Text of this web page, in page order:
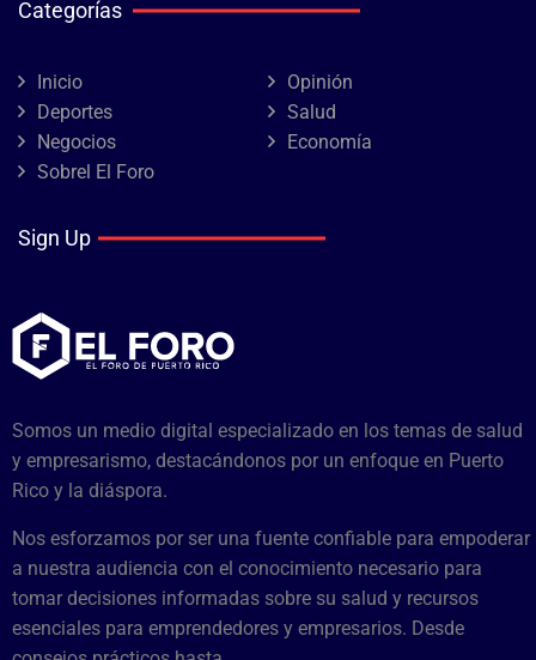
Categorías
Inicio
Opinión
Deportes
Salud
Negocios
Economía
Sobrel El Foro
Sign Up
Somos un medio digital especializado en los temas de salud
y empresarismo, destacándonos por un enfoque en Puerto
Rico y la diáspora.
Nos esforzamos por ser una fuente confiable para empoderar
a nuestra audiencia con el conocimiento necesario para
tomar decisiones informadas sobre su salud y recursos
esenciales para emprendedores y empresarios. Desde